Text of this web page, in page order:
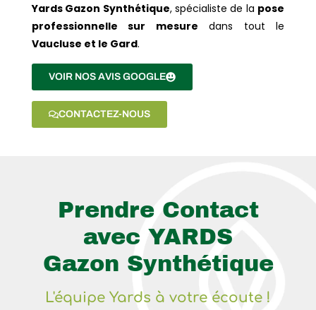
Yards Gazon Synthétique, spécialiste de la pose
professionnelle sur mesure dans tout le
Vaucluse et le Gard.
VOIR NOS AVIS GOOGLE
CONTACTEZ-NOUS
Prendre Contact
avec YARDS
Gazon Synthétique
L'équipe Yards à votre écoute !